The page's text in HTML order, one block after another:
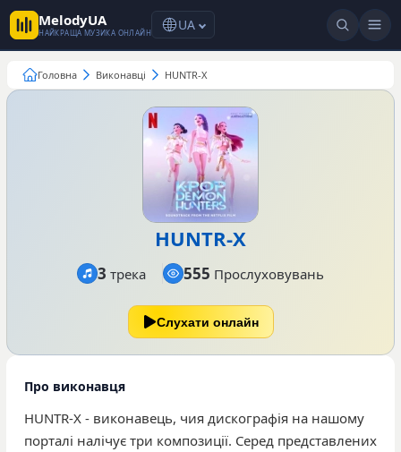
MelodyUA
НАЙКРАЩА МУЗИКА ОНЛАЙН UA
Головна Виконавці HUNTR-X
HUNTR-X
3 трека 555 Прослуховувань
Слухати онлайн
Про виконавця
HUNTR-X - виконавець, чия дискографія на нашому
порталі налічує три композиції. Серед представлених